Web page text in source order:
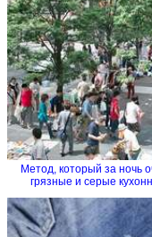
Метод, который за ночь
грязные и серые